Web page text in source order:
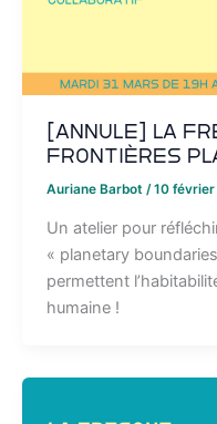
[ANNULE] La
Frontières
Auriane Barbot /10 février
Un atelier pour
« planetary
permettent
humaine !